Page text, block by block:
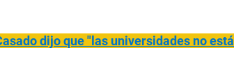
dijo que "las universidades no